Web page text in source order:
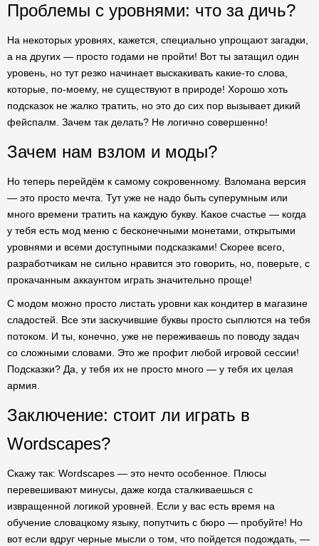
Проблемы с уровнями: что за дичь?
На некоторых уровнях, кажется, специально упрощают загадки,
а на других — просто годами не пройти! Вот ты затащил один
уровень, но тут резко начинает выскакивать какие-то слова,
которые, по-моему, не существуют в природе! Хорошо хоть
подсказок не жалко тратить, но это до сих пор вызывает дикий
фейспалм. Зачем так делать? Не логично совершенно!
Зачем нам взлом и моды?
Но теперь перейдём к самому сокровенному. Взломана версия
— это просто мечта. Тут уже не надо быть суперумным или
много времени тратить на каждую букву. Какое счастье — когда
у тебя есть мод меню с бесконечными монетами, открытыми
уровнями и всеми доступными подсказками! Скорее всего,
разработчикам не сильно нравится это говорить, но, поверьте, с
прокачанным аккаунтом играть значительно проще!
С модом можно просто листать уровни как кондитер в магазине
сладостей. Все эти заскучившие буквы просто сыплются на тебя
потоком. И ты, конечно, уже не переживаешь по поводу задач
со сложными словами. Это же профит любой игровой сессии!
Подсказки? Да, у тебя их не просто много — у тебя их целая
армия.
Заключение: стоит ли играть в
Wordscapes?
Скажу так: Wordscapes — это нечто особенное. Плюсы
перевешивают минусы, даже когда сталкиваешься с
извращенной логикой уровней. Если у вас есть время на
обучение словацкому языку, попутчить с бюро — пробуйте! Но
вот если вдруг черные мысли о том, что пойдется подождать, —